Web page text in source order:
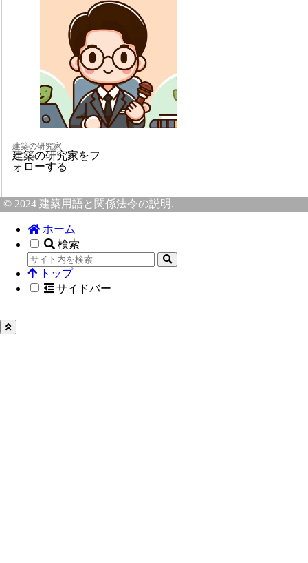
建築の研究家
建築の研究家をフ
ォローする
© 2024 建築用語と関係法令の説明.
ホーム
検索
トップ
サイドバー